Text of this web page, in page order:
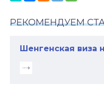
РЕКОМЕНДУЕМ
Шенгенская виза